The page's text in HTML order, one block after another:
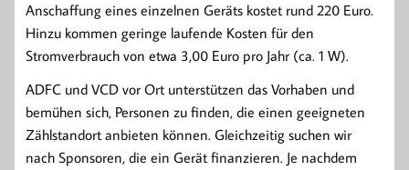
Anschaffung eines einzelnen Geräts kostet rund 220 Euro.
Hinzu kommen geringe laufende Kosten für den
Stromverbrauch von etwa 3,00 Euro pro Jahr (ca. 1 W).
ADFC und VCD vor Ort unterstützen das Vorhaben und
bemühen sich, Personen zu finden, die einen geeigneten
Zählstandort anbieten können. Gleichzeitig suchen wir
nach Sponsoren, die ein Gerät finanzieren. Je nachdem